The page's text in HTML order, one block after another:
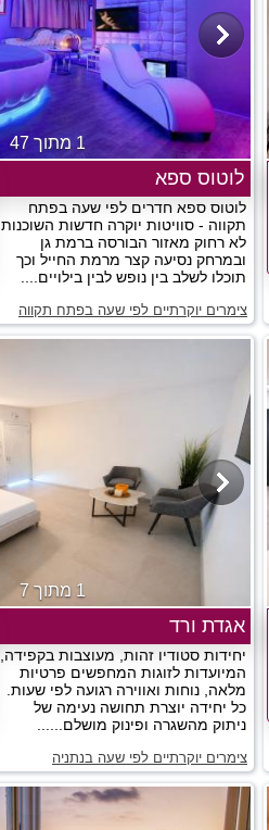
1 מתוך 47
לוטוס ספא
לוטוס ספא חדרים לפי שעה בפתח
תקווה - סוויטות יוקרה חדשות השוכנות
לא רחוק מאזור הבורסה ברמת גן
ובמרחק נסיעה קצר מרמת החייל וכך
תוכלו לשלב בין נופש לבין בילויים....
צימרים יוקרתיים לפי שעה בפתח תקווה
1 מתוך 7
אגדת ורד
יחידות סטודיו זהות, מעוצבות בקפידה,
המיועדות לזוגות המחפשים פרטיות
מלאה, נוחות ואווירה רגועה לפי שעות.
כל יחידה יוצרת תחושה נעימה של
ניתוק מהשגרה ופינוק מושלם......
צימרים יוקרתיים לפי שעה בנתניה